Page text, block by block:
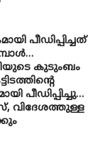
പീഡിപ്പിച്ചത്
കുടുംബം
പീഡിപ്പിച്ചു…
വിദേശത്തുള്ള